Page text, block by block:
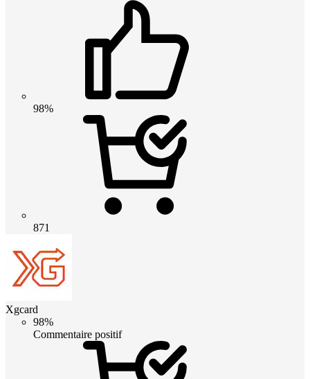
98%
871
Xgcard
98%
Commentaire positif